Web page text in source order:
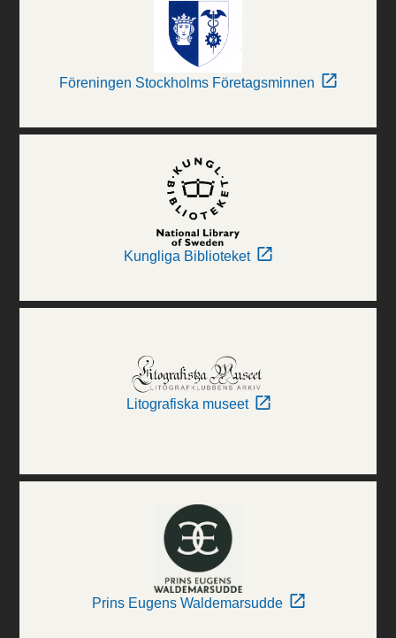
Föreningen Stockholms Företagsminnen
Kungliga Biblioteket
Litografiska museet
Prins Eugens Waldemarsudde